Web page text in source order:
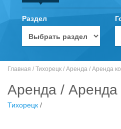
Раздел
Главная / Тихорецк / Аренда / Аренда
Аренда / Аренда
Тихорецк /